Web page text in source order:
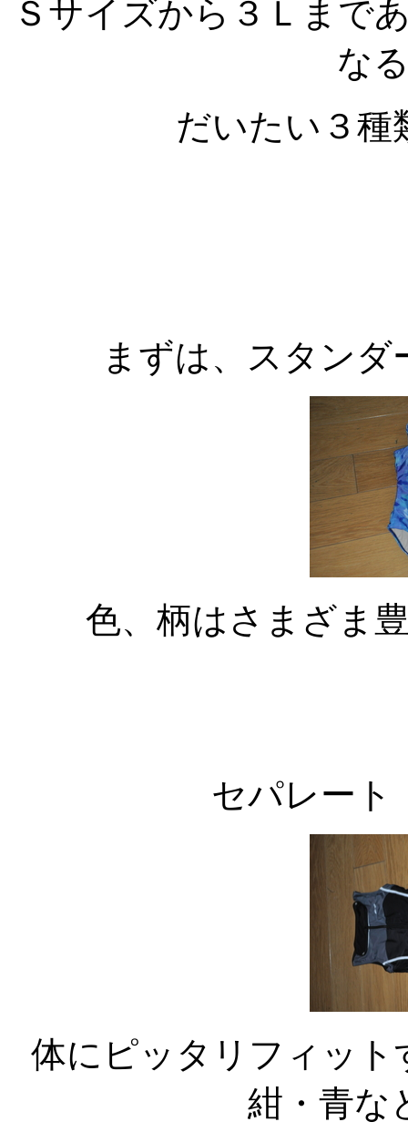
Ｓサイズから３Ｌまで
な
だいたい３種
まずは、スタン
色、柄はさまざま
セパレー
体にピッタリフィッ
紺・青な